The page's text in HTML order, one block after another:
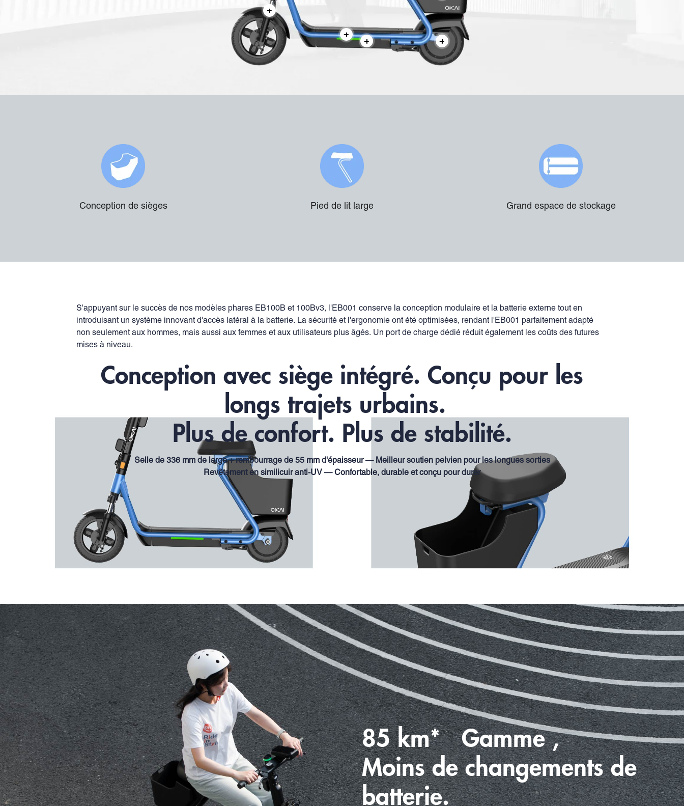
Conception de sièges Pied de lit large Grand espace de stockage
S'appuyant sur le succès de nos modèles phares EB100B et 100Bv3, l'EB001 conserve la conception modulaire et la batterie externe tout en
introduisant un système innovant d'accès latéral à la batterie. La sécurité et l'ergonomie ont été optimisées, rendant l'EB001 parfaitement adapté
non seulement aux hommes, mais aussi aux femmes et aux utilisateurs plus âgés. Un port de charge dédié réduit également les coûts des futures
mises à niveau.
Conception avec siège intégré. Conçu pour les
longs trajets urbains.
Plus de confort. Plus de stabilité.
Selle de 336 mm de large + rembourrage de 55 mm d'épaisseur — Meilleur soutien pelvien pour les longues sorties
Revêtement en similicuir anti-UV — Confortable, durable et conçu pour durer
85 km* Gamme ,
Moins de changements de
batterie.